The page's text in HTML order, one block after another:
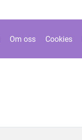
Om oss Cookies